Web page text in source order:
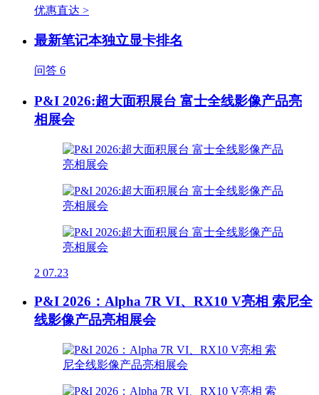
优惠直达 >
最新笔记本独立显卡排名
问答 6
P&I 2026:超大面积展台 富士全线影像产品亮
相展会
2 07.23
P&I 2026：Alpha 7R VI、RX10 V亮相 索尼全
线影像产品亮相展会